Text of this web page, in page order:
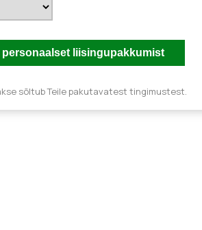
sõltub Teile pakutavatest tingimustest.